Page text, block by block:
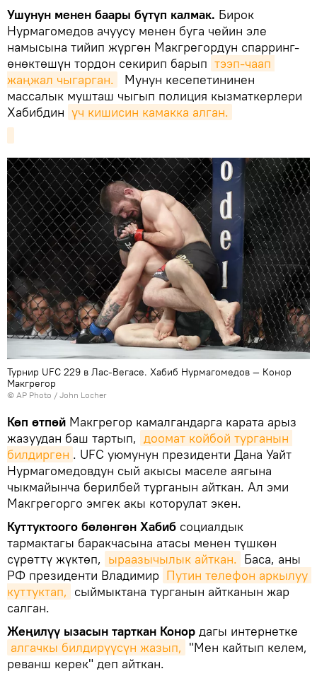
Ушунун менен баары бүтүп калмак. Бирок
Нурмагомедов ачуусу менен буга чейин эле
намысына тийип жүргөн Макгрегордун спарринг-
өнөктөшүн тордон секирип барып тээп-чаап
жаңжал чыгарган.
Мунун кесепетининен
массалык мушташ чыгып полиция кызматкерлери
Хабибдин үч кишисин камакка алган.
Турнир UFC 229 в Лас-Вегасе. Хабиб Нурмагомедов — Конор
Макгрегор
© AP Photo / John Locher
Көп өтпөй Макгрегор камалгандарга карата арыз
жазуудан баш тартып, доомат койбой турганын
билдирген . UFC уюмунун президенти Дана Уайт
Нурмагомедовдун сый акысы маселе аягына
чыкмайынча берилбей турганын айткан. Ал эми
Макгрегорго эмгек акы которулат экен.
Куттуктоого бөлөнгөн Хабиб социалдык
тармактагы баракчасына атасы менен түшкөн
сүрөттү жүктөп, ыраазычылык айткан. Баса, аны
РФ президенти Владимир Путин телефон аркылуу
куттуктап, сыймыктана турганын айтканын жар
салган.
Жеңилүү ызасын тарткан Конор дагы интернетке
алгачкы билдирүүсүн жазып, "Мен кайтып келем,
реванш керек" деп айткан.